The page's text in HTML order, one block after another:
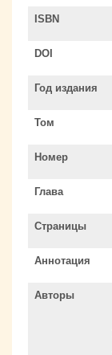
ISBN
DOI
Год издания
Том
Номер
Глава
Страницы
Аннотация
Авторы